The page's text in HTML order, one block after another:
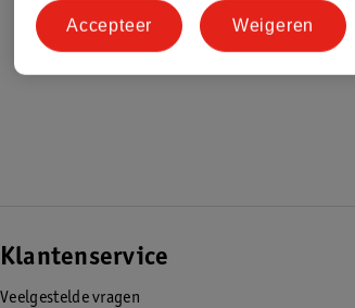
Klantenservice
Veelgestelde vragen
Weigeren
Accepteer